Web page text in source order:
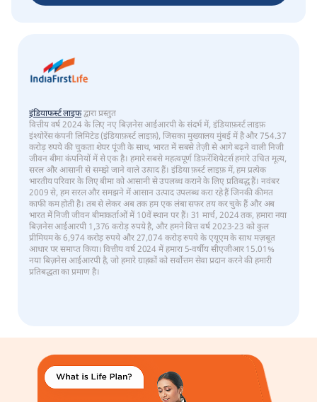
इंडियाफर्स्ट लाइफद्वारा प्रस्तुत
वित्तीय वर्ष 2024 के लिए नए बिज़नेस आईआरपी के संदर्भ में, इंडियाफ़र्स्ट लाइफ़
इंश्योरेंस कंपनी लिमिटेड (इंडियाफ़र्स्ट लाइफ़), जिसका मुख्यालय मुंबई में है और 754.37
करोड़ रुपये की चुकता शेयर पूंजी के साथ, भारत में सबसे तेज़ी से आगे बढ़ने वाली निजी
जीवन बीमा कंपनियों में से एक है। हमारे सबसे महत्वपूर्ण डिफ़रेंशियेटर्स हमारे उचित मूल्य,
सरल और आसानी से समझे जाने वाले उत्पाद हैं। इंडिया फ़र्स्ट लाइफ़ में, हम प्रत्येक
भारतीय परिवार के लिए बीमा को आसानी से उपलब्ध कराने के लिए प्रतिबद्ध हैं। नवंबर
2009 से, हम सरल और समझने में आसान उत्पाद उपलब्ध करा रहे हैं जिनकी कीमत
काफी कम होती है। तब से लेकर अब तक हम एक लंबा सफर तय कर चुके हैं और अब
भारत में निजी जीवन बीमाकर्ताओं में 10वें स्थान पर हैं। 31 मार्च, 2024 तक, हमारा नया
बिज़नेस आईआरपी 1,376 करोड़ रुपये है, और हमने वित्त वर्ष 2023-23 को कुल
प्रीमियम के 6,974 करोड़ रुपये और 27,074 करोड़ रुपये के एयूएम के साथ मज़बूत
आधार पर समाप्त किया। वित्तीय वर्ष 2024 में हमारा 5-वर्षीय सीएजीआर 15.01%
नया बिज़नेस आईआरपी है, जो हमारे ग्राहकों को सर्वोत्तम सेवा प्रदान करने की हमारी
प्रतिबद्धता का प्रमाण है।